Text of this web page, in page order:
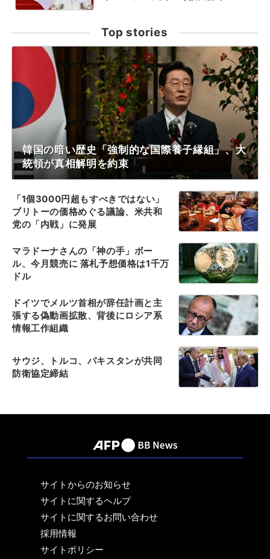
Top stories
韓国の暗い歴史「強制的な国際養子縁組」、大
統領が真相解明を約束
「1個3000円超もすべきではない」
ブリトーの価格めぐる議論、米共和
党の「内戦」に発展
マラドーナさんの「神の手」ボー
ル、今月競売に 落札予想価格は1千万
ドル
ドイツでメルツ首相が辞任計画と主
張する偽動画拡散、背後にロシア系
情報工作組織
サウジ、トルコ、パキスタンが共同
防衛協定締結
サイトからのお知らせ
サイトに関するヘルプ
サイトに関するお問い合わせ
採用情報
サイトポリシー